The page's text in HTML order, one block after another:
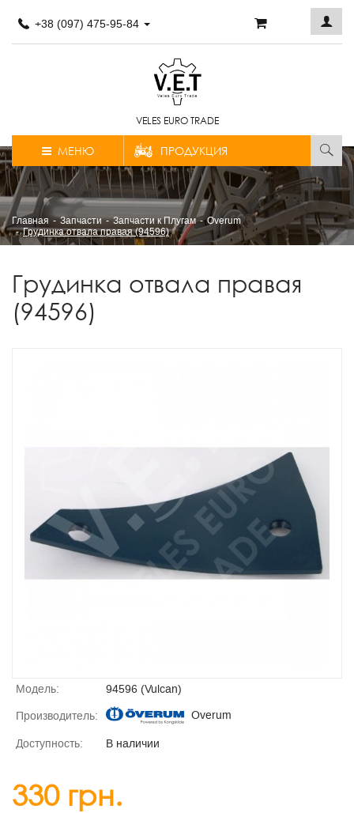
+38 (097) 475-95-84
VELES EURO TRADE
МЕНЮ ПРОДУКЦИЯ
Главная Запчасти Запчасти к Плугам
Overum
Грудинка отвала правая (94596)
Грудинка отвала правая
(94596)
Модель: 94596 (Vulcan)
Производитель: Overum
Доступность: В наличии
330 грн.